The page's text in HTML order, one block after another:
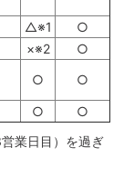
△※1
○
×※2
○
○ ○
○
○
業日目）を過ぎ